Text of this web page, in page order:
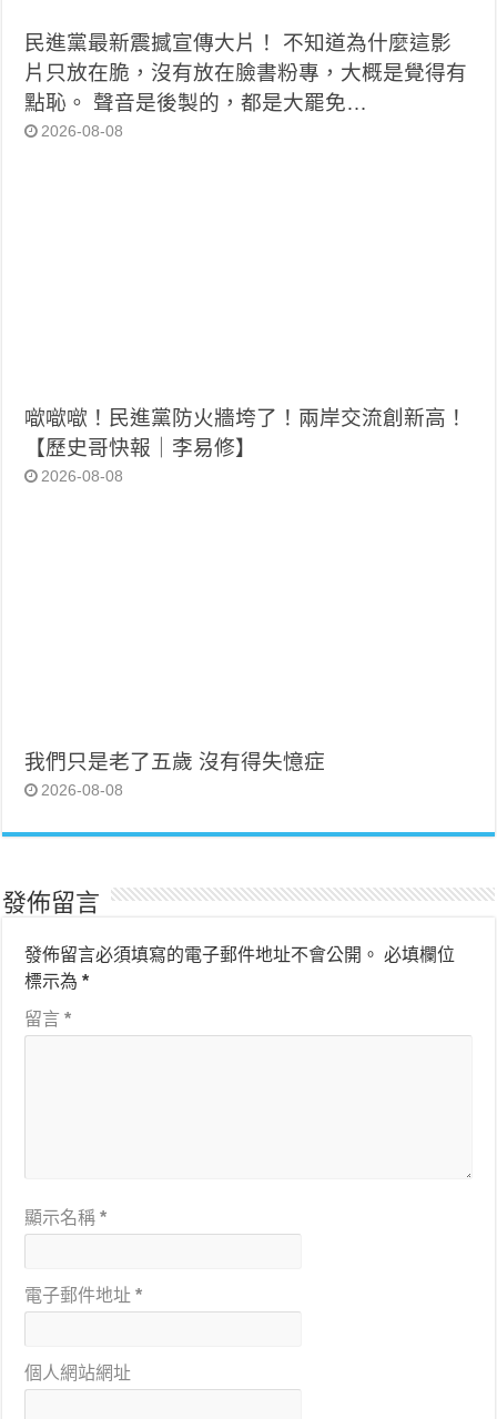
民進黨最新震撼宣傳大片！ 不知道為什麼這影
片只放在脆，沒有放在臉書粉專，大概是覺得有
點恥。 聲音是後製的，都是大罷免…
2026-08-08
噷噷噷！民進黨防火牆垮了！兩岸交流創新高！
【歷史哥快報｜李易修】
2026-08-08
我們只是老了五歲 沒有得失憶症
2026-08-08
發佈留言
發佈留言必須填寫的電子郵件地址不會公開。 必填欄位
標示為*
留言*
顯示名稱*
電子郵件地址*
個人網站網址